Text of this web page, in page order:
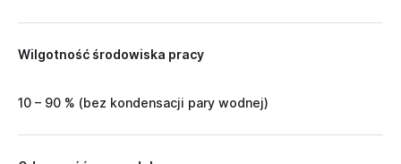
Wilgotność środowiska pracy
10 – 90 % (bez kondensacji pary wodnej)